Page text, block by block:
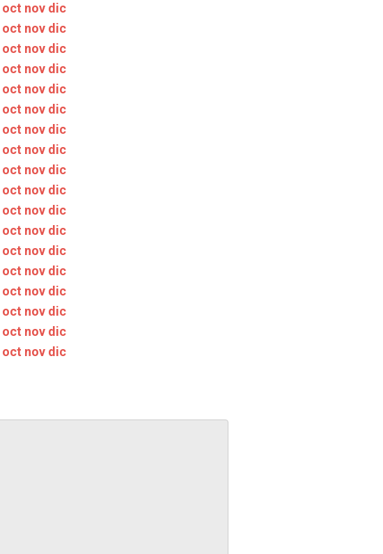
oct nov dic
oct nov dic
oct nov dic
oct nov dic
oct nov dic
oct nov dic
oct nov dic
oct nov dic
oct nov dic
oct nov dic
oct nov dic
oct nov dic
oct nov dic
oct nov dic
oct nov dic
oct nov dic
oct nov dic
oct nov dic